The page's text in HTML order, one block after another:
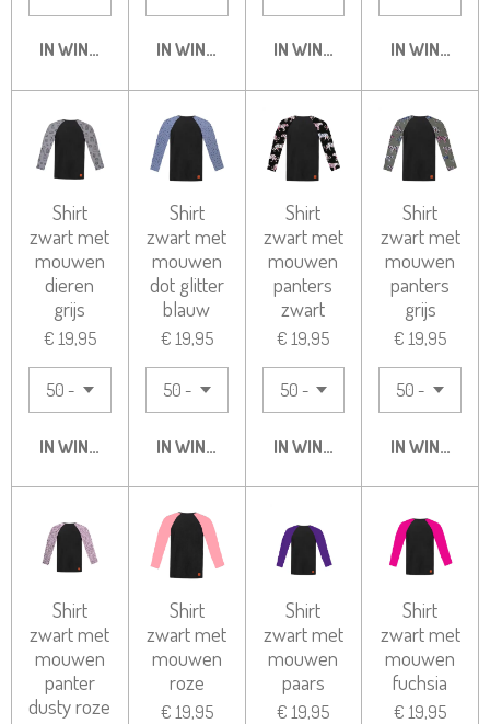
IN WINKELWAGENIN WINKELWAGENIN WINKELWAGEN
IN
Shirt
zwart met
mouwen
dieren
grijs
€ 19,95
IN WINKELWAGEN
Shirt
zwart met
mouwen
dot glitter
blauw
€ 19,95
IN WINKELWAGEN
Shirt
zwart met
mouwen
panters
zwart
€ 19,95
IN WINKELWAGEN
Shirt
zwart met
mouwen
panters
grijs
€ 19,95
IN
Shirt
zwart met
mouwen
panter
dusty roze
Shirt
zwart met
mouwen
roze
€ 19,95
Shirt
zwart met
mouwen
paars
€ 19,95
Shirt
zwart met
mouwen
fuchsia
€ 19,95